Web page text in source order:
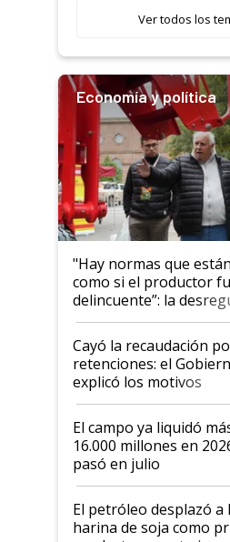
llamar la atención"
Ver todos los
Economía y política
"Hay normas que
como si el productor
delincuente”: la
al Congreso Aapresid
habló del
Cayó la recaudación
retenciones: el
explicó los motivos
El campo ya liquidó
16.000 millones en
pasó en julio
El petróleo desplazó a
harina de soja como